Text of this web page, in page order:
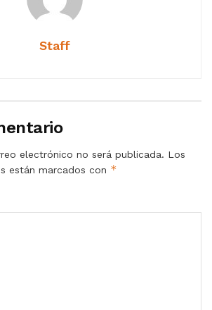
Staff
electrónico no será publicada. Los
están marcados con *